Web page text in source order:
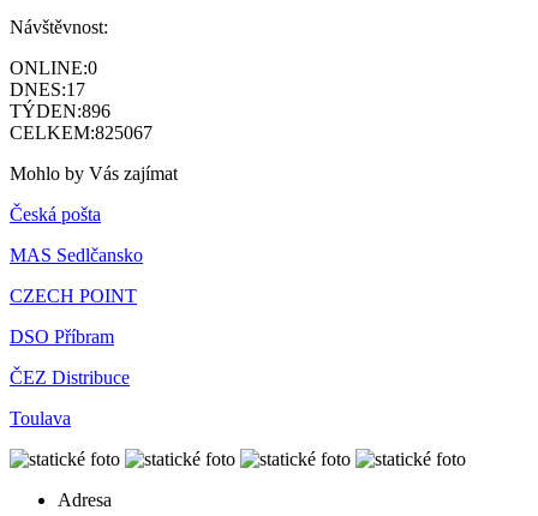
Návštěvnost:
ONLINE:0
DNES:17
TÝDEN:896
CELKEM:825067
Mohlo by Vás zajímat
Česká pošta
MAS Sedlčansko
CZECH POINT
DSO Příbram
ČEZ Distribuce
Toulava
Adresa